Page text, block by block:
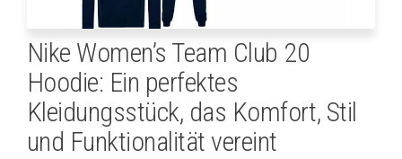
Nike Women’s Team Club 20
Hoodie: Ein perfektes
Kleidungsstück, das Komfort, Stil
und Funktionalität vereint